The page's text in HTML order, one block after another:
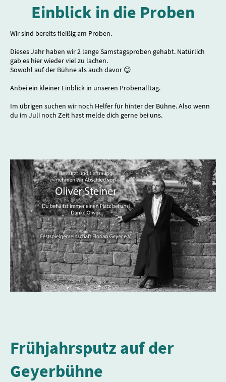
Einblick in die Proben
Wir sind bereits fleißig am Proben.
Dieses Jahr haben wir 2 lange Samstagsproben gehabt. Natürlich
gab es hier wieder viel zu lachen.
Sowohl auf der Bühne als auch davor 😊
Anbei ein kleiner Einblick in unseren Probenalltag.
Im übrigen suchen wir noch Helfer für hinter der Bühne. Also wenn
du im Juli noch Zeit hast melde dich gerne bei uns.
Frühjahrsputz auf der
Geyerbühne